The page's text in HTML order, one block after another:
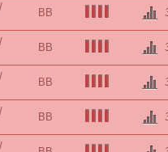
BB
BB
BB
BB